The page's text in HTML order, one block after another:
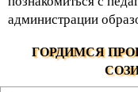
администрации
ГОРДИМСЯ